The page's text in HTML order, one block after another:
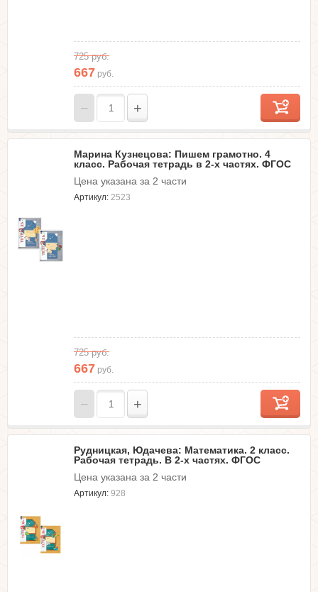
725руб.
667 руб.
− +
Марина Кузнецова: Пишем грамотно. 4
класс. Рабочая тетрадь в 2-х частях. ФГОС
Цена указана за 2 части
Артикул: 2523
725руб.
667 руб.
− +
Рудницкая, Юдачева: Математика. 2 класс.
Рабочая тетрадь. В 2-х частях. ФГОС
Цена указана за 2 части
Артикул: 928